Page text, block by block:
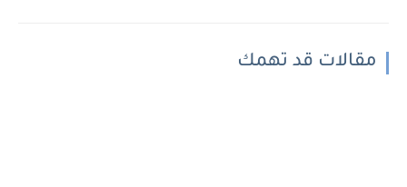
مقالات قد تهمك